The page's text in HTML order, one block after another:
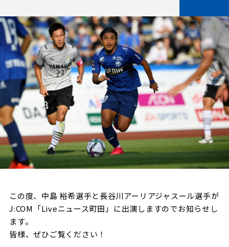
お知らせトップ
TOPチーム
試合情報
チケット
イベント
ファンクラブ
グッズ
メディア
ホームタウン活動
アカデミー
試合情報
試合情報トップ
試合データ
試合日程・結果
順位表・ゴールランキング
観戦する
観戦するトップ
チケットを買う
チケット購入
チケット販売スケジュール
️スタジアムを知る
スタジアムアクセス
クラブを知る
クラブを知るトップ
ＦＣ町田ゼルビアについて
選手・スタッフ紹介
ファンになる
ファンクラブ
クラブゼルビスタへの入会
グッズを買う
グッズを買うトップ
ホームタウン
この度、中島 裕希選手と長谷川アーリアジャスール選手が
J:COM「Liveニュース町田」に出演しますのでお知らせし
ます。
皆様、ぜひご覧ください！